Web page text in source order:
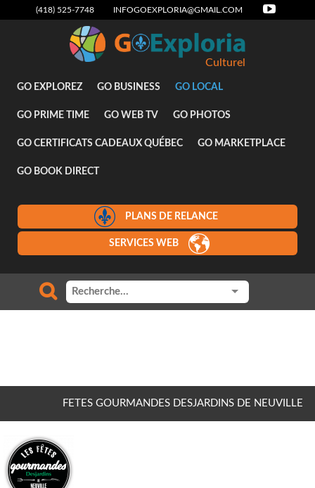
(418) 525-7748 INFOGOEXPLORIA@GMAIL.COM
Culturel
GO EXPLOREZ GO BUSINESS GO LOCAL
GO PRIME TIME GO WEB TV GO PHOTOS
GO CERTIFICATS CADEAUX QUÉBEC GO MARKETPLACE
GO BOOK DIRECT
PLANS DE RELANCE
SERVICES WEB
FETES GOURMANDES DESJARDINS DE NEUVILLE